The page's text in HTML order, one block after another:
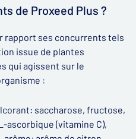
de Proxeed Plus ?
rapport ses concurrents tels
issue de plantes
qui agissent sur le
:
saccharose, fructose,
ascorbique (vitamine C),